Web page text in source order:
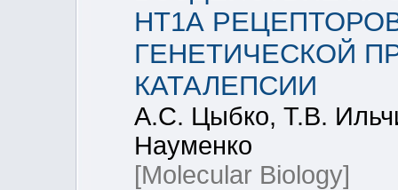
HT1А
ГЕНЕТИЧЕСКОЙ
КАТАЛЕПСИИ
А.С. Цыбко, Т.В.
Науменко
[Molecular Biology]